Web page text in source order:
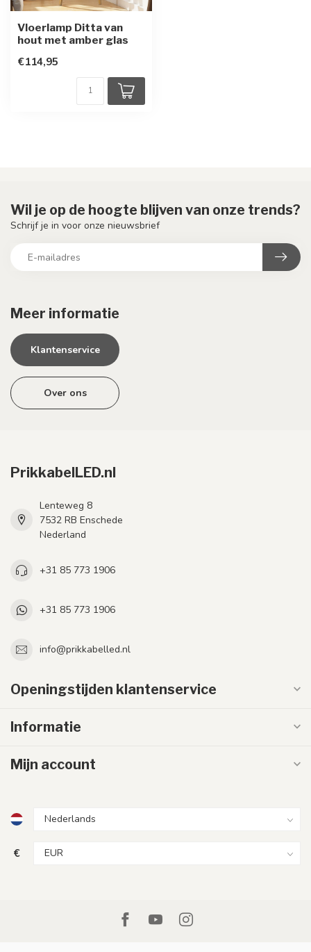
Vloerlamp Ditta van
hout met amber glas
€114,95
Meer informatie
Klantenservice
Over ons
Wil je op de hoogte blijven van onze trends?
Schrijf je in voor onze nieuwsbrief
PrikkabelLED.nl
Lenteweg 8
7532 RB Enschede
Nederland
+31 85 773 1906
+31 85 773 1906
info@prikkabelled.nl
Openingstijden klantenservice
Informatie
Mijn account
€